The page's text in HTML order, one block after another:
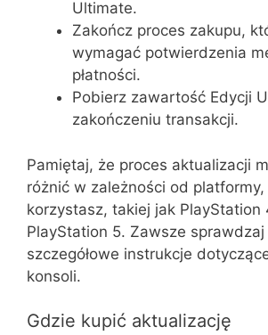
Ultimate.
Zakończ proces zakupu,
wymagać potwierdzenia
płatności.
Pobierz zawartość Edycji
zakończeniu transakcji.
Pamiętaj, że proces aktualizacji
różnić w zależności od
korzystasz, takiej jak PlayStation
PlayStation 5. Zawsze
szczegółowe instrukcje
konsoli.
Gdzie kupić aktualizację